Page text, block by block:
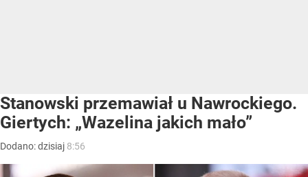
Stanowski przemawiał u Nawrockiego.
Giertych: „Wazelina jakich mało”
Dodano:dzisiaj 8:56